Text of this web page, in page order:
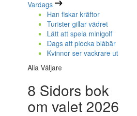
Vardags
Han fiskar kräftor
Turister gillar vädret
Lätt att spela minigolf
Dags att plocka blåbär
Kvinnor ser vackrare ut
Alla Väljare
8 Sidors bok
om valet 2026